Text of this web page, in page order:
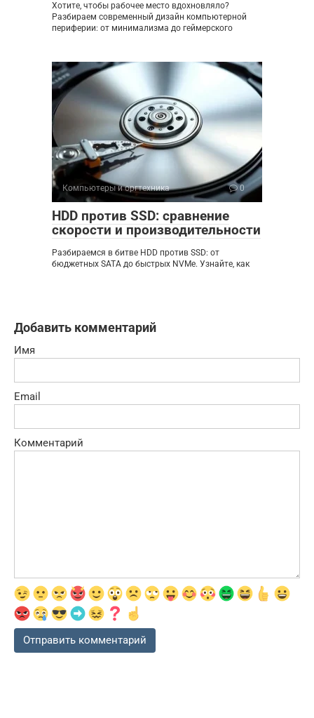
Хотите, чтобы рабочее место вдохновляло?
Разбираем современный дизайн компьютерной
периферии: от минимализма до геймерского
Компьютеры и оргтехника 0
HDD против SSD: сравнение
скорости и производительности
Разбираемся в битве HDD против SSD: от
бюджетных SATA до быстрых NVMe. Узнайте, как
Добавить комментарий
Имя
Email
Комментарий